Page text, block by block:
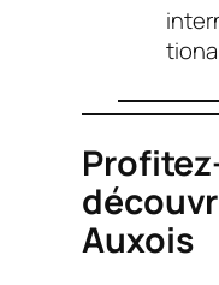
Auxois